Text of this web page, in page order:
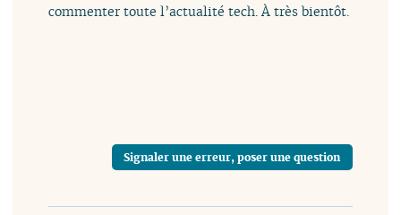
commenter toute l’actualité tech. À très bientôt.
Signaler une erreur, poser une question